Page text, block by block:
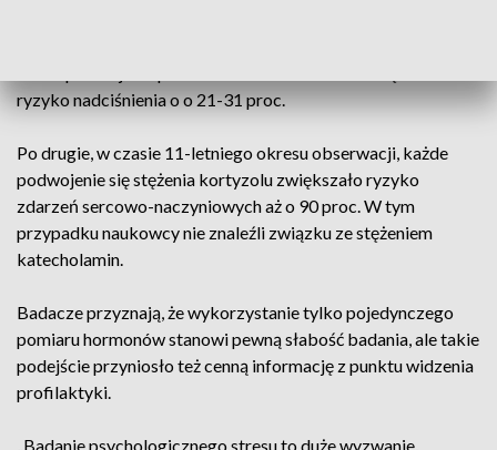
ryzyko nadciśnienia o o 21-31 proc.
Po drugie, w czasie 11-letniego okresu obserwacji, każde
podwojenie się stężenia kortyzolu zwiększało ryzyko
zdarzeń sercowo-naczyniowych aż o 90 proc. W tym
przypadku naukowcy nie znaleźli związku ze stężeniem
katecholamin.
Badacze przyznają, że wykorzystanie tylko pojedynczego
pomiaru hormonów stanowi pewną słabość badania, ale takie
podejście przyniosło też cenną informację z punktu widzenia
profilaktyki.
„Badanie psychologicznego stresu to duże wyzwanie,